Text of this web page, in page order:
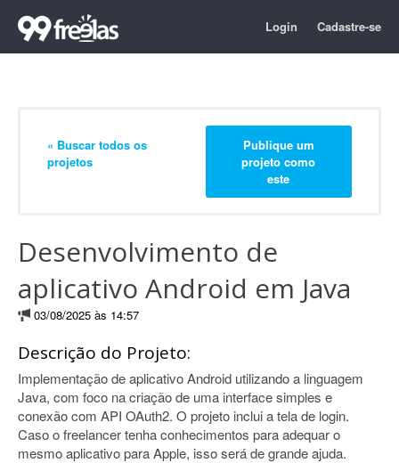
Login Cadastre-se
« Buscar todos os
projetos
Publique um
projeto como
este
Desenvolvimento de
aplicativo Android em Java
03/08/2025 às 14:57
Descrição do Projeto:
Implementação de aplicativo Android utilizando a linguagem
Java, com foco na criação de uma interface simples e
conexão com API OAuth2. O projeto inclui a tela de login.
Caso o freelancer tenha conhecimentos para adequar o
mesmo aplicativo para Apple, isso será de grande ajuda.